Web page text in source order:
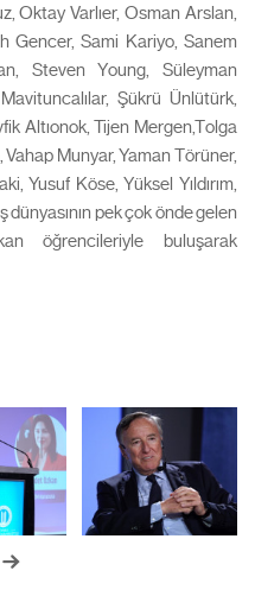
Oktay Varlıer, Osman Arslan,
Gencer, Sami Kariyo, Sanem
Steven Young, Süleyman
Şükrü Ünlütürk,
Altıonok, Tijen Mergen,Tolga
Munyar, Yaman Törüner,
Yusuf Köse, Yüksel Yıldırım,
pek çok önde gelen
öğrencileriyle buluşarak